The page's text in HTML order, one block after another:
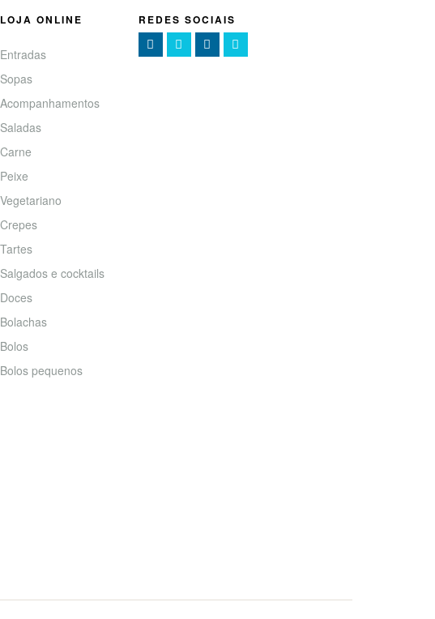
LOJA ONLINE
Entradas
Sopas
Acompanhamentos
Saladas
Carne
Peixe
Vegetariano
Crepes
Tartes
Salgados e cocktails
Doces
Bolachas
Bolos
Bolos pequenos
REDES SOCIAIS